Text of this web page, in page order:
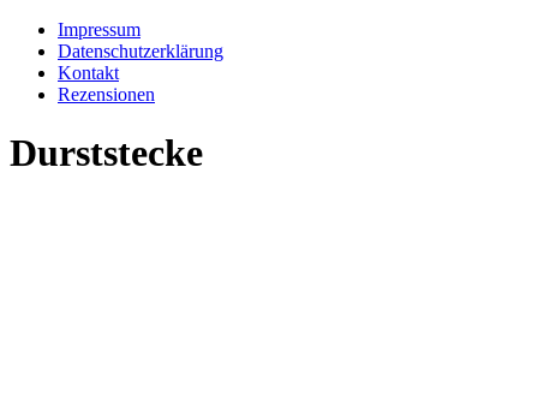
Impressum
Datenschutzerklärung
Kontakt
Rezensionen
Durststecke